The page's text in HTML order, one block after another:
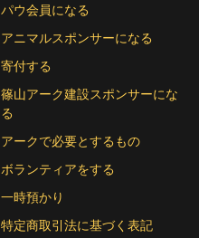
パウ会員になる
アニマルスポンサーになる
寄付する
篠山アーク建設スポンサーにな
る
アークで必要とするもの
ボランティアをする
一時預かり
特定商取引法に基づく表記